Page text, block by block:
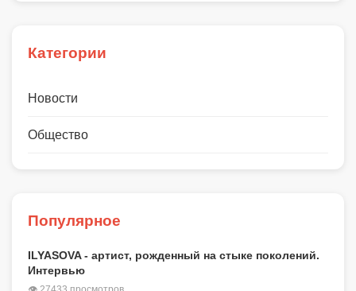
Категории
Новости
Общество
Популярное
ILYASOVA - артист, рожденный на стыке поколений.
Интервью